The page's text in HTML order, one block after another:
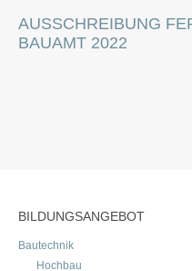
AUSSCHREIBUNG
BAUAMT 2022
BILDUNGSANGEBOT
Bautechnik
Hochbau